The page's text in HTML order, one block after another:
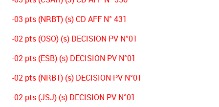
-03 pts (NRBT) (s) CD AFF N° 431
-02 pts (OSO) (s) DECISION PV N°01
-02 pts (ESB) (s) DECISION PV N°01
-02 pts (NRBT) (s) DECISION PV N°01
-02 pts (JSJ) (s) DECISION PV N°01